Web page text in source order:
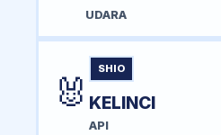
UDARA
🐰
SHIO
KELINCI
API